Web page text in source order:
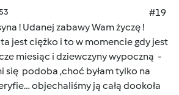
#19
! Udanej zabawy Wam życzę !
jest ciężko i to w momencie gdy jest
miesiąc i dziewczyny wypoczną -
się podoba ,choć byłam tylko na
objechaliśmy ją całą dookoła